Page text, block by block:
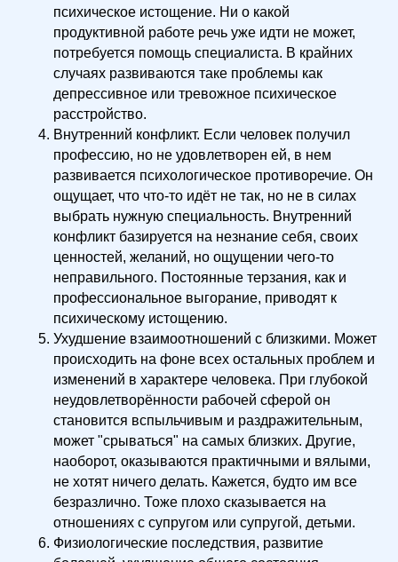
психическое истощение. Ни о какой
продуктивной работе речь уже идти не может,
потребуется помощь специалиста. В крайних
случаях развиваются таке проблемы как
депрессивное или тревожное психическое
расстройство.
Внутренний конфликт. Если человек получил
профессию, но не удовлетворен ей, в нем
развивается психологическое противоречие. Он
ощущает, что что-то идёт не так, но не в силах
выбрать нужную специальность. Внутренний
конфликт базируется на незнание себя, своих
ценностей, желаний, но ощущении чего-то
неправильного. Постоянные терзания, как и
профессиональное выгорание, приводят к
психическому истощению.
Ухудшение взаимоотношений с близкими. Может
происходить на фоне всех остальных проблем и
изменений в характере человека. При глубокой
неудовлетворённости рабочей сферой он
становится вспыльчивым и раздражительным,
может "срываться" на самых близких. Другие,
наоборот, оказываются практичными и вялыми,
не хотят ничего делать. Кажется, будто им все
безразлично. Тоже плохо сказывается на
отношениях с супругом или супругой, детьми.
Физиологические последствия, развитие